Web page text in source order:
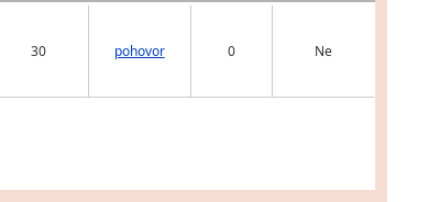
30 pohovor 0 Ne